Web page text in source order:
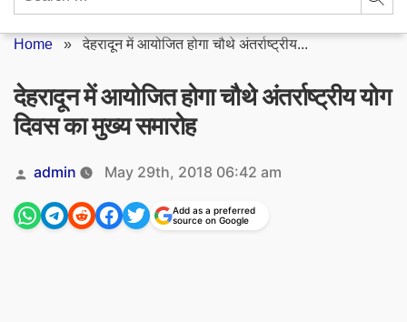
Home »देहरादून में आयोजित होगा चौथे अंतर्राष्ट्रीय...
देहरादून में आयोजित होगा चौथे अंतर्राष्ट्रीय योग
दिवस का मुख्य समारोह
Posted
by
admin May 29th, 2018 06:42 am
Add as a preferred
source on Google